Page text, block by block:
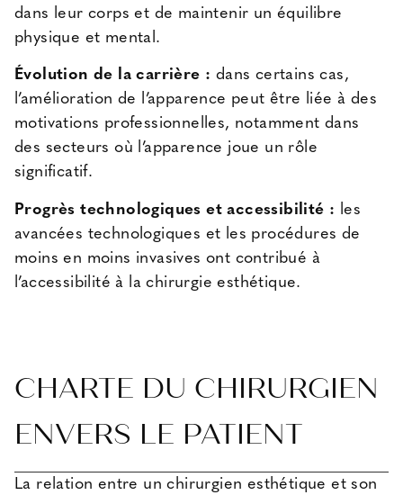
dans leur corps et de maintenir un équilibre
physique et mental.
Évolution de la carrière : dans certains cas,
l’amélioration de l’apparence peut être liée à des
motivations professionnelles, notamment dans
des secteurs où l’apparence joue un rôle
significatif.
Progrès technologiques et accessibilité : les
avancées technologiques et les procédures de
moins en moins invasives ont contribué à
l’accessibilité à la chirurgie esthétique.
CHARTE DU CHIRURGIEN
ENVERS LE PATIENT
La relation entre un chirurgien esthétique et son